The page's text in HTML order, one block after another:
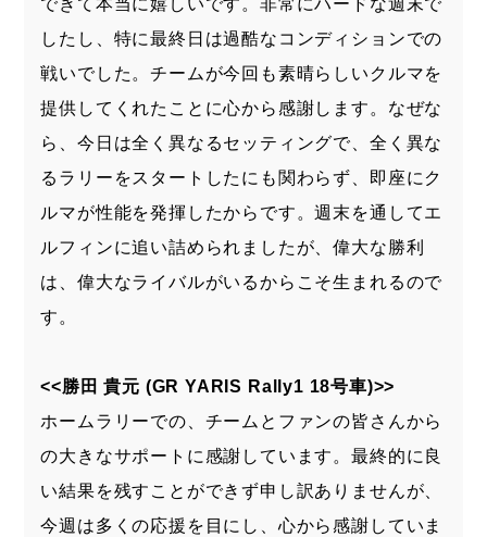
したし、特に最終日は過酷なコンディションでの
戦いでした。チームが今回も素晴らしいクルマを
提供してくれたことに心から感謝します。なぜな
ら、今日は全く異なるセッティングで、全く異な
るラリーをスタートしたにも関わらず、即座にク
ルマが性能を発揮したからです。週末を通してエ
ルフィンに追い詰められましたが、偉大な勝利
は、偉大なライバルがいるからこそ生まれるので
す。
<<勝田 貴元 (GR YARIS Rally1 18号車)>>
ホームラリーでの、チームとファンの皆さんから
の大きなサポートに感謝しています。最終的に良
い結果を残すことができず申し訳ありませんが、
今週は多くの応援を目にし、心から感謝していま